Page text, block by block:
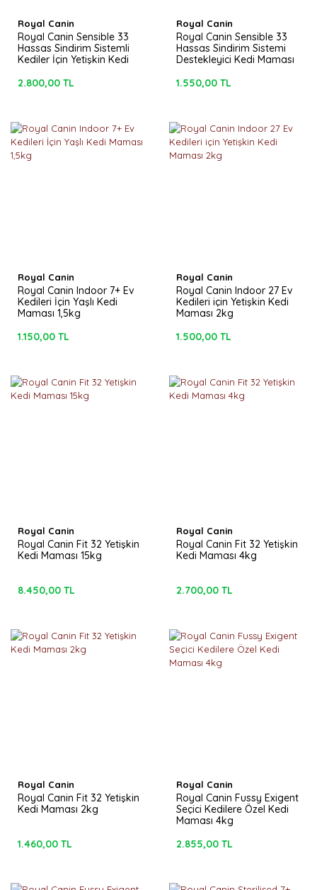
Royal Canin
Royal Canin Sensible 33
Hassas Sindirim Sistemli
Kediler İçin Yetişkin Kedi
2.800,00 TL
Royal Canin
Royal Canin Sensible 33
Hassas Sindirim Sistemi
Destekleyici Kedi Maması
1.550,00 TL
Royal Canin
Royal Canin Indoor 7+ Ev
Kedileri İçin Yaşlı Kedi
Maması 1,5kg
1.150,00 TL
Royal Canin
Royal Canin Indoor 27 Ev
Kedileri için Yetişkin Kedi
Maması 2kg
1.500,00 TL
Royal Canin
Royal Canin Fit 32 Yetişkin
Kedi Maması 15kg
8.450,00 TL
Royal Canin
Royal Canin Fit 32 Yetişkin
Kedi Maması 4kg
2.700,00 TL
Royal Canin
Royal Canin Fit 32 Yetişkin
Kedi Maması 2kg
1.460,00 TL
Royal Canin
Royal Canin Fussy Exigent
Seçici Kedilere Özel Kedi
Maması 4kg
2.855,00 TL